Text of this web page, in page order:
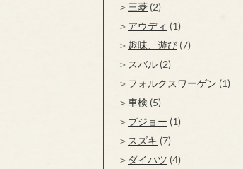
三菱 (2)
アウディ (1)
趣味、遊び (7)
スバル (2)
フォルクスワーゲン (1)
車検 (5)
プジョー (1)
スズキ (7)
ダイハツ (4)